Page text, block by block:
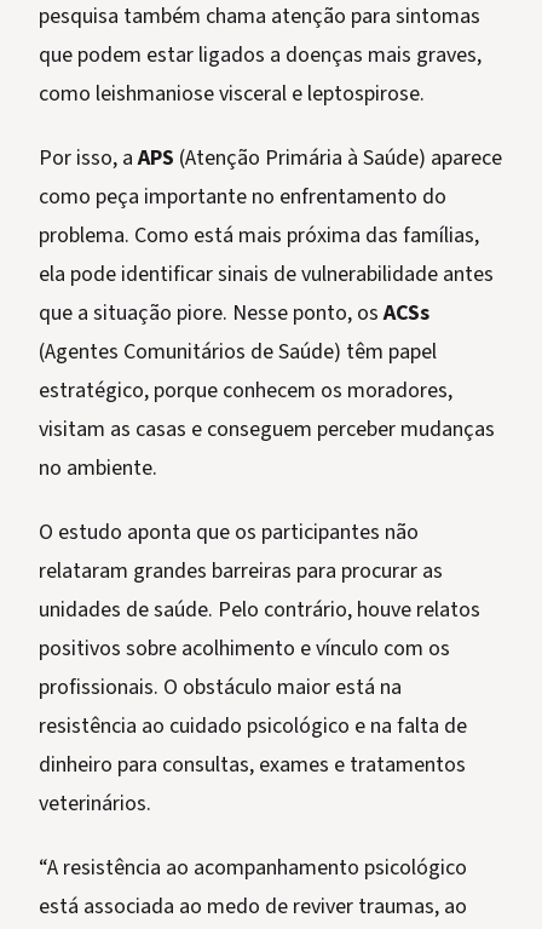
pesquisa também chama atenção para sintomas
que podem estar ligados a doenças mais graves,
como leishmaniose visceral e leptospirose.
Por isso, aAPS (Atenção Primária à Saúde) aparece
como peça importante no enfrentamento do
problema. Como está mais próxima das famílias,
ela pode identificar sinais de vulnerabilidade antes
que a situação piore. Nesse ponto, osACSs
(Agentes Comunitários de Saúde) têm papel
estratégico, porque conhecem os moradores,
visitam as casas e conseguem perceber mudanças
no ambiente.
O estudo aponta que os participantes não
relataram grandes barreiras para procurar as
unidades de saúde. Pelo contrário, houve relatos
positivos sobre acolhimento e vínculo com os
profissionais. O obstáculo maior está na
resistência ao cuidado psicológico e na falta de
dinheiro para consultas, exames e tratamentos
veterinários.
“A resistência ao acompanhamento psicológico
está associada ao medo de reviver traumas, ao